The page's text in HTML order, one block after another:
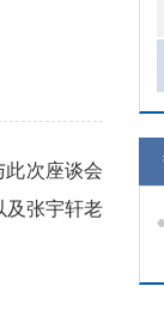
次座谈会
及张宇轩老